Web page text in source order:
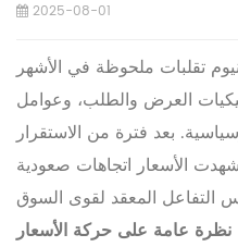
2025-08-01
تقلبات ملحوظة في الأشهر
العرض والطلب، وعوامل
بعد فترة من الاستقرار
في أوائل عام ٢٠٢٤، شهدت الأسعار اتجاهات صعودية
نظرة عامة على حركة الأسعار